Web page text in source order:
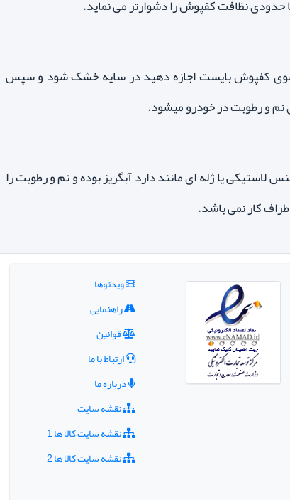
کفپوش بایست اجازه دهید در سایه خشک شود و سپس
نم و رطوبت در خودرو میشود.
یا ژله ای مانند دارد آبگریز بوده و نم و رطوبت را
کار نمی باشد.
ویدئوها
راهنمایی
قوانین
ارتباط با ما
درباره ما
نقشه سایت
نقشه سایت کالا ها 1
نقشه سایت کالا ها 2